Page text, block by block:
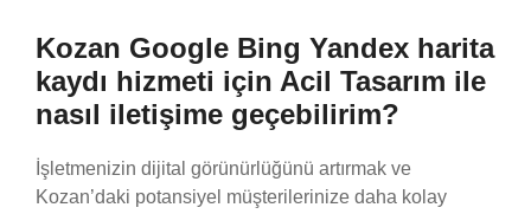
Kozan Google Bing Yandex harita
kaydı hizmeti için Acil Tasarım ile
nasıl iletişime geçebilirim?
İşletmenizin dijital görünürlüğünü artırmak ve
Kozan’daki potansiyel müşterilerinize daha kolay